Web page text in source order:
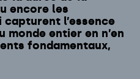
encore les
capturent l’essence
monde entier en n’en
fondamentaux,